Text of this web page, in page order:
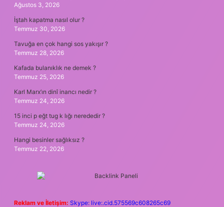
Ağustos 3, 2026
İştah kapatma nasıl olur ?
Temmuz 30, 2026
Tavuğa en çok hangi sos yakışır ?
Temmuz 28, 2026
Kafada bulanıklık ne demek ?
Temmuz 25, 2026
Karl Marx’ın dinî inancı nedir ?
Temmuz 24, 2026
15 inci p eğt tug k lığı nerededir ?
Temmuz 24, 2026
Hangi besinler sağlıksız ?
Temmuz 22, 2026
Reklam ve İletişim: Skype: live:.cid.575569c608265c69